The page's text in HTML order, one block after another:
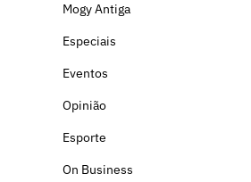
Mogy Antiga
Especiais
Eventos
Opinião
Esporte
On Business